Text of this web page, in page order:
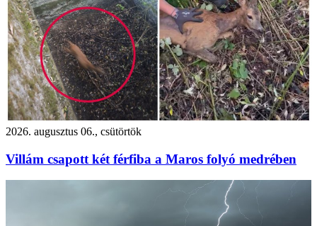
2026. augusztus 06., csütörtök
Villám csapott két férfiba a Maros folyó medrében